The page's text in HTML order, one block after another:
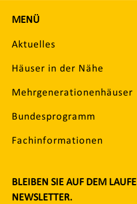
MENÜ
Aktuelles
Häuser in der Nähe
Mehrgenerationenhäuser
Bundesprogramm
Fachinformationen
BLEIBEN SIE AUF DEM
NEWSLETTER.